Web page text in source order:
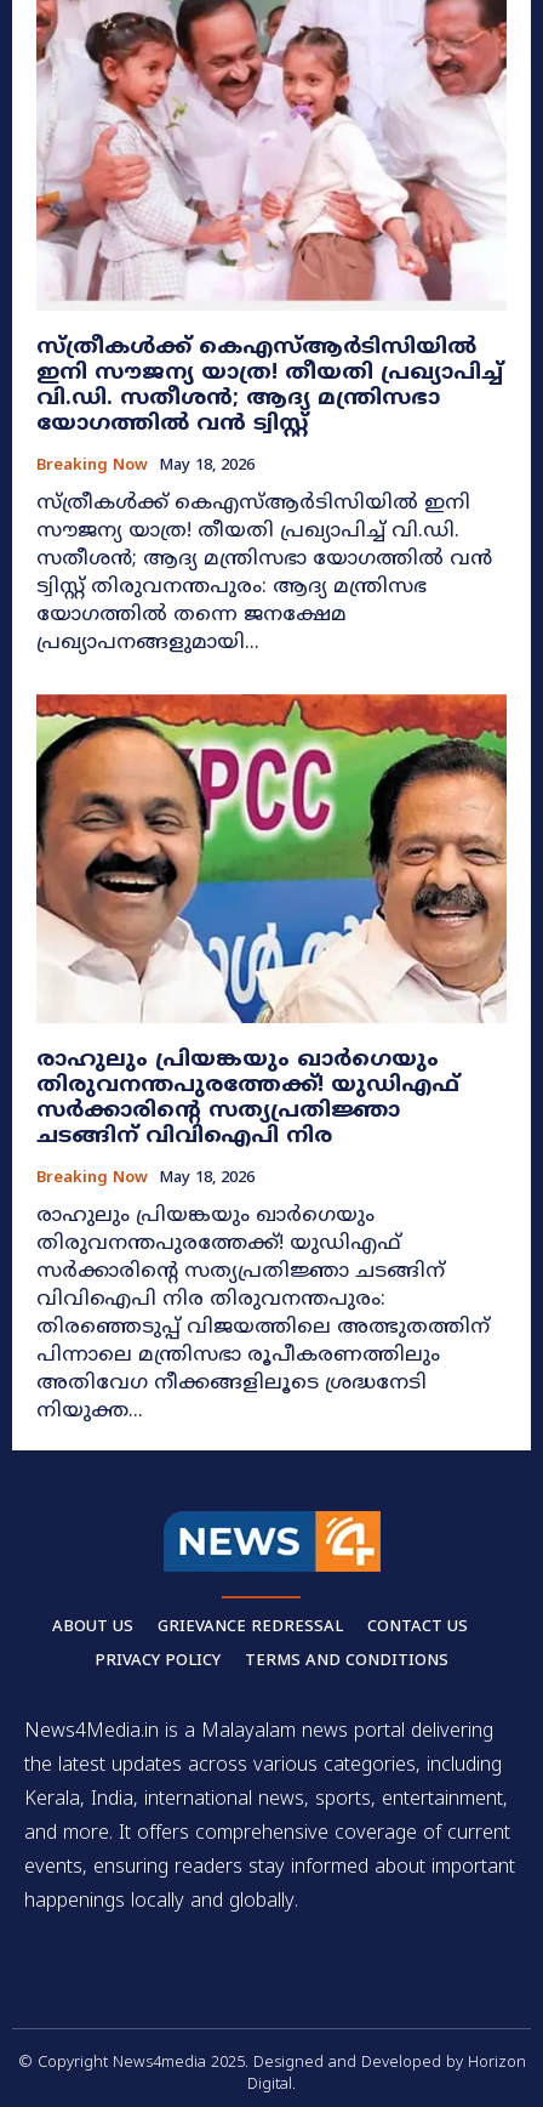
സ്ത്രീകൾക്ക് കെഎസ്ആർടിസിയിൽ
ഇനി സൗജന്യ യാത്ര! തീയതി പ്രഖ്യാപിച്ച്
വി.ഡി. സതീശൻ; ആദ്യ മന്ത്രിസഭാ
യോഗത്തിൽ വൻ ട്വിസ്റ്റ്
Breaking Now May 18, 2026
സ്ത്രീകൾക്ക് കെഎസ്ആർടിസിയിൽ ഇനി
സൗജന്യ യാത്ര! തീയതി പ്രഖ്യാപിച്ച് വി.ഡി.
സതീശൻ; ആദ്യ മന്ത്രിസഭാ യോഗത്തിൽ വൻ
ട്വിസ്റ്റ് തിരുവനന്തപുരം: ആദ്യ മന്ത്രിസഭ
യോഗത്തിൽ തന്നെ ജനക്ഷേമ
പ്രഖ്യാപനങ്ങളുമായി...
രാഹുലും പ്രിയങ്കയും ഖാർഗെയും
തിരുവനന്തപുരത്തേക്ക്! യുഡിഎഫ്
സർക്കാരിന്റെ സത്യപ്രതിജ്ഞാ
ചടങ്ങിന് വിവിഐപി നിര
Breaking Now May 18, 2026
രാഹുലും പ്രിയങ്കയും ഖാർഗെയും
തിരുവനന്തപുരത്തേക്ക്! യുഡിഎഫ്
സർക്കാരിന്റെ സത്യപ്രതിജ്ഞാ ചടങ്ങിന്
വിവിഐപി നിര തിരുവനന്തപുരം:
തിരഞ്ഞെടുപ്പ് വിജയത്തിലെ അത്ഭുതത്തിന്
പിന്നാലെ മന്ത്രിസഭാ രൂപീകരണത്തിലും
അതിവേഗ നീക്കങ്ങളിലൂടെ ശ്രദ്ധനേടി
നിയുക്ത...
ABOUT US GRIEVANCE REDRESSAL
CONTACT US
PRIVACY POLICY
TERMS AND CONDITIONS
News4Media.in is a Malayalam news portal delivering
the latest updates across various categories, including
Kerala, India, international news, sports, entertainment,
and more. It offers comprehensive coverage of current
events, ensuring readers stay informed about important
happenings locally and globally.
© Copyright News4media 2025. Designed and Developed by Horizon
Digital.